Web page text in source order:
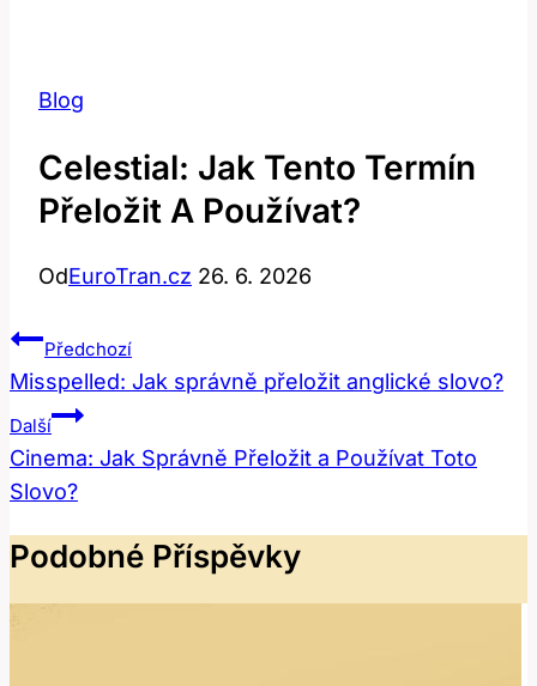
Blog
Celestial: Jak Tento Termín
Přeložit A Používat?
OdEuroTran.cz 26. 6. 2026
Navigace
Pro
Příspěvek
Předchozí
Misspelled: Jak správně přeložit anglické slovo?
Další
Cinema: Jak Správně Přeložit a Používat Toto
Slovo?
Podobné Příspěvky